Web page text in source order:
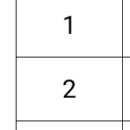
1
2